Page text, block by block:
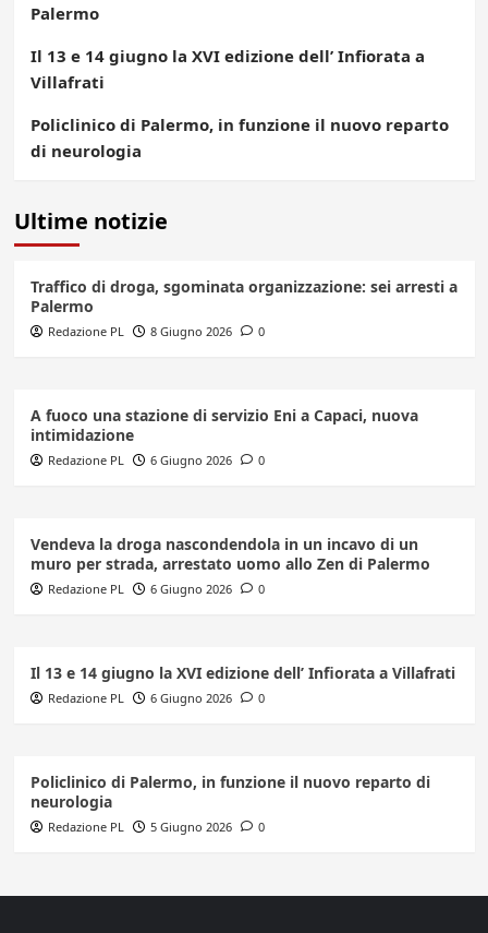
Palermo
Il 13 e 14 giugno la XVI edizione dell’ Infiorata a
Villafrati
Policlinico di Palermo, in funzione il nuovo reparto
di neurologia
Ultime notizie
Traffico di droga, sgominata organizzazione: sei arresti a
Palermo
Redazione PL 8 Giugno 2026 0
A fuoco una stazione di servizio Eni a Capaci, nuova
intimidazione
Redazione PL 6 Giugno 2026 0
Vendeva la droga nascondendola in un incavo di un
muro per strada, arrestato uomo allo Zen di Palermo
Redazione PL 6 Giugno 2026 0
Il 13 e 14 giugno la XVI edizione dell’ Infiorata a Villafrati
Redazione PL 6 Giugno 2026 0
Policlinico di Palermo, in funzione il nuovo reparto di
neurologia
Redazione PL 5 Giugno 2026 0